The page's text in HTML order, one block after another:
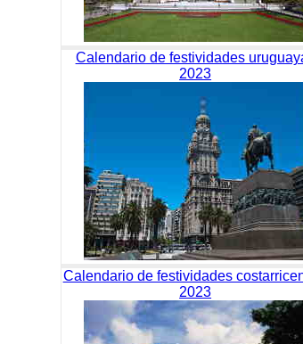
Calendario de festividades
2023
Calendario de festividades
2023